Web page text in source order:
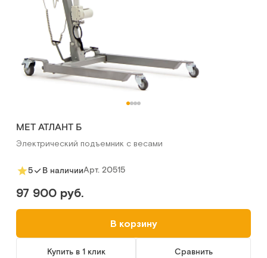
MET АТЛАНТ Б
Электрический подъемник с весами
5 В наличииАрт. 20515
97 900 руб.
В корзину
Купить в 1 клик Сравнить